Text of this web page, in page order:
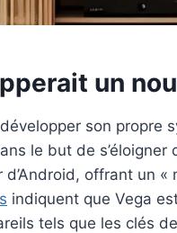
un
son propre
le but de s’éloigner
offrant un «
indiquent que Vega
tels que les clés